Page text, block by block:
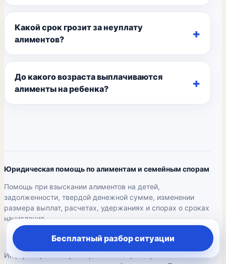
Какой срок грозит за неуплату
алиментов?
До какого возраста выплачиваются
алименты на ребенка?
Юридическая помощь по алиментам и семейным спорам
Помощь при взыскании алиментов на детей,
задолженности, твердой денежной сумме, изменении
размера выплат, расчетах, удержаниях и спорах о сроках
начисления.
Информация на странице носит общий справочный
Бесплатный разбор ситуации